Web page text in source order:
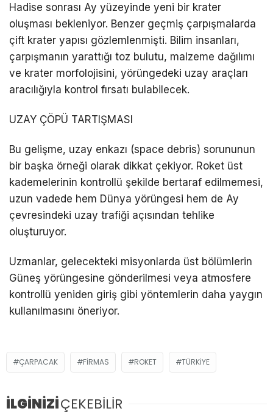
Hadise sonrası Ay yüzeyinde yeni bir krater
oluşması bekleniyor. Benzer geçmiş çarpışmalarda
çift krater yapısı gözlemlenmişti. Bilim insanları,
çarpışmanın yarattığı toz bulutu, malzeme dağılımı
ve krater morfolojisini, yörüngedeki uzay araçları
aracılığıyla kontrol fırsatı bulabilecek.
UZAY ÇÖPÜ TARTIŞMASI
Bu gelişme, uzay enkazı (space debris) sorununun
bir başka örneği olarak dikkat çekiyor. Roket üst
kademelerinin kontrollü şekilde bertaraf edilmemesi,
uzun vadede hem Dünya yörüngesi hem de Ay
çevresindeki uzay trafiği açısından tehlike
oluşturuyor.
Uzmanlar, gelecekteki misyonlarda üst bölümlerin
Güneş yörüngesine gönderilmesi veya atmosfere
kontrollü yeniden giriş gibi yöntemlerin daha yaygın
kullanılmasını öneriyor.
ÇARPACAK FIRMAS ROKET TÜRKIYE
İLGİNİZİÇEKEBİLİR